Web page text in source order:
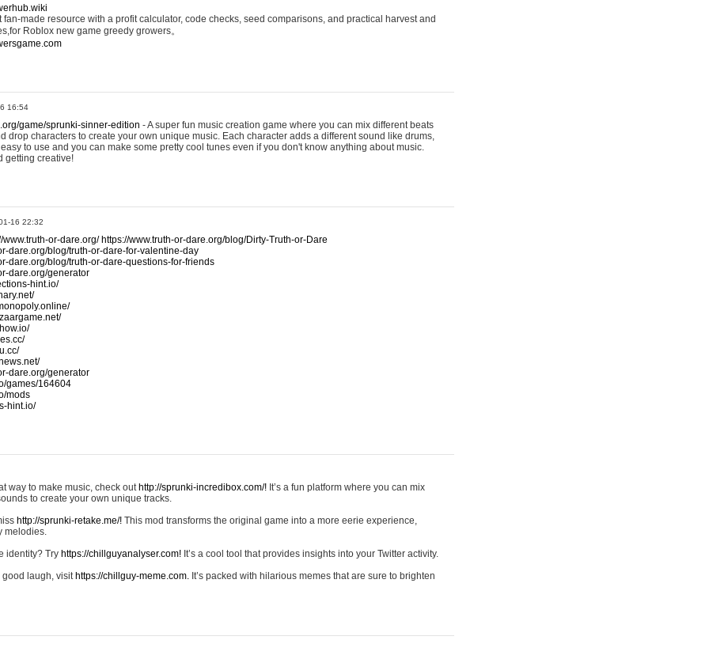
made resource with a profit calculator, code checks, seed comparisons, and practical harvest and
Roblox new game greedy growers。
16:54
game/sprunki-sinner-edition - A super fun music creation game where you can mix different beats
drop characters to create your own unique music. Each character adds a different sound like drums,
to use and you can make some pretty cool tunes even if you don't know anything about music.
getting creative!
16 22:32
www.truth-or-dare.org/ https://www.truth-or-dare.org/blog/Dirty-Truth-or-Dare
dare.org/blog/truth-or-dare-for-valentine-day
dare.org/blog/truth-or-dare-questions-for-friends
dare.org/generator
hint.io/
dare.org/generator
games/164604
mods
hint.io/
way to make music, check out http://sprunki-incredibox.com/! It’s a fun platform where you can mix
to create your own unique tracks.
http://sprunki-retake.me/! This mod transforms the original game into a more eerie experience,
melodies.
identity? Try https://chillguyanalyser.com! It’s a cool tool that provides insights into your Twitter activity.
good laugh, visit https://chillguy-meme.com. It’s packed with hilarious memes that are sure to brighten